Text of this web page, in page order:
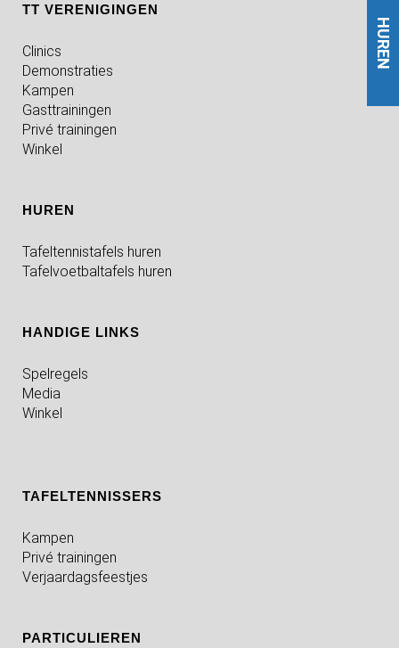
HUREN
TT VERENIGINGEN
Clinics
Demonstraties
Kampen
Gasttrainingen
Privé trainingen
Winkel
HUREN
Tafeltennistafels huren
Tafelvoetbaltafels huren
HANDIGE LINKS
Spelregels
Media
Winkel
TAFELTENNISSERS
Kampen
Privé trainingen
Verjaardagsfeestjes
PARTICULIEREN